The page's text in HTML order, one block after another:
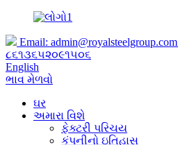
Email: admin@royalsteelgroup.com
૮૬૧૩૬૫૨૦૯૧૫૦૬
English
ભાવ મેળવો
ઘર
અમારા વિશે
ફેક્ટરી પરિચય
કંપનીનો ઇતિહાસ